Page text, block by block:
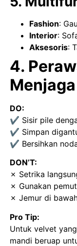
Fashion:
Interior:
Aksesoris:
4.
DO:
✔ Sisir pile
✔ Simpan
✔ Bersihkan
DON’T:
✗ Setrika
✗ Gunakan
✗ Jemur di
Pro Tip:
Untuk velvet
mandi beruap